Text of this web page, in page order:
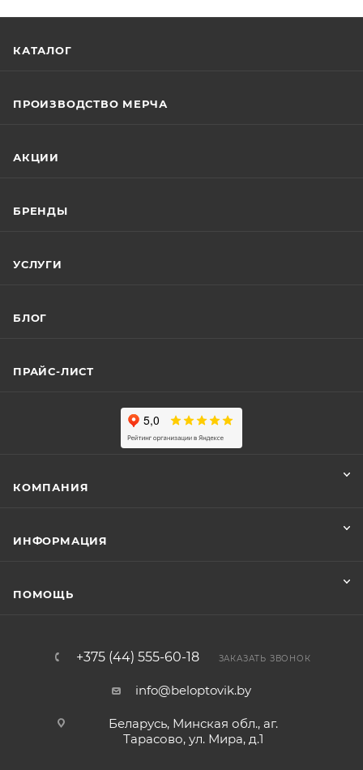
КАТАЛОГ
ПРОИЗВОДСТВО МЕРЧА
АКЦИИ
БРЕНДЫ
УСЛУГИ
БЛОГ
ПРАЙС-ЛИСТ
КОМПАНИЯ
ИНФОРМАЦИЯ
ПОМОЩЬ
+375 (44) 555-60-18 ЗАКАЗАТЬ ЗВОНОК
info@beloptovik.by
Беларусь, Минская обл., аг.
Тарасово, ул. Мира, д.1